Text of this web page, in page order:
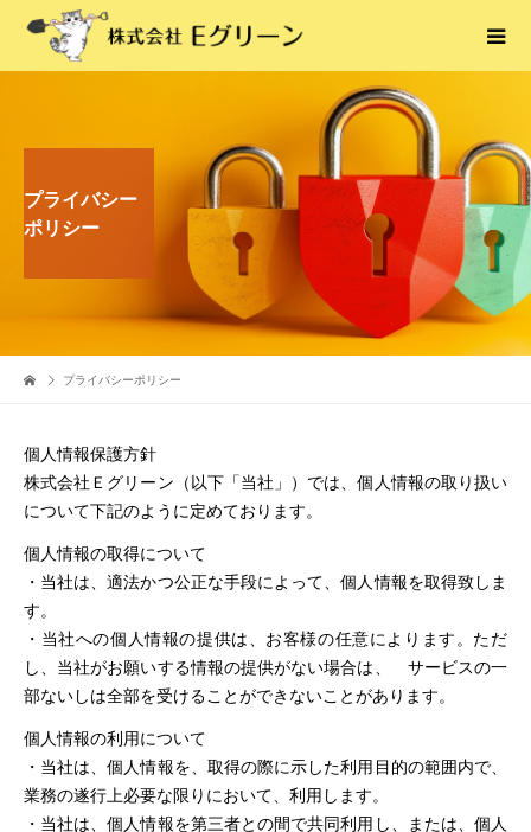
プライバシー
ポリシー
プライバシーポリシー
個人情報保護方針
株式会社Ｅグリーン（以下「当社」）では、個人情報の取り扱い
について下記のように定めております。
個人情報の取得について
・当社は、適法かつ公正な手段によって、個人情報を取得致しま
す。
・当社への個人情報の提供は、お客様の任意によります。ただ
し、当社がお願いする情報の提供がない場合は、 サービスの一
部ないしは全部を受けることができないことがあります。
個人情報の利用について
・当社は、個人情報を、取得の際に示した利用目的の範囲内で、
業務の遂行上必要な限りにおいて、利用します。
・当社は、個人情報を第三者との間で共同利用し、または、個人